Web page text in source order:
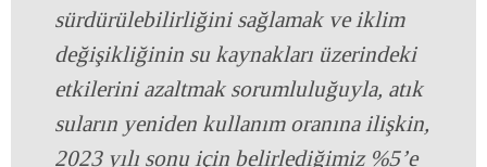
sürdürülebilirliğini sağlamak ve iklim
değişikliğinin su kaynakları üzerindeki
etkilerini azaltmak sorumluluğuyla, atık
suların yeniden kullanım oranına ilişkin,
2023 yılı sonu için belirlediğimiz %5’e